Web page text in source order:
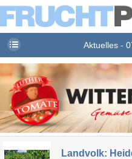
Aktuelles -
Landvolk: